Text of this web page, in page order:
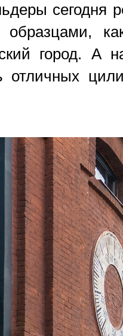
сегодня
образцами,
город. А
отличных